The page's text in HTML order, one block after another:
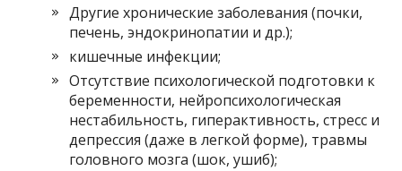
Другие хронические заболевания (почки,
печень, эндокринопатии и др.);
кишечные инфекции;
Отсутствие психологической подготовки к
беременности, нейропсихологическая
нестабильность, гиперактивность, стресс и
депрессия (даже в легкой форме), травмы
головного мозга (шок, ушиб);